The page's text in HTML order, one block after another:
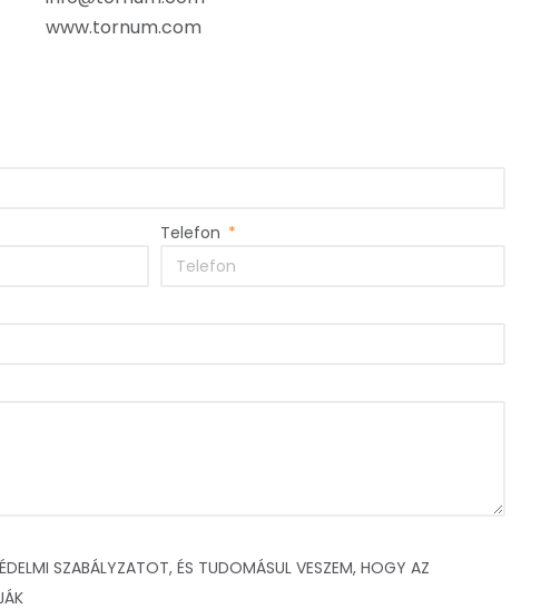
www.tornum.com
Telefon
SZABÁLYZATOT, ÉS TUDOMÁSUL VESZEM, HOGY AZ